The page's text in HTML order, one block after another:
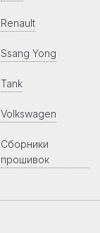
Renault
Ssang Yong
Tank
Volkswagen
Сборники
прошивок